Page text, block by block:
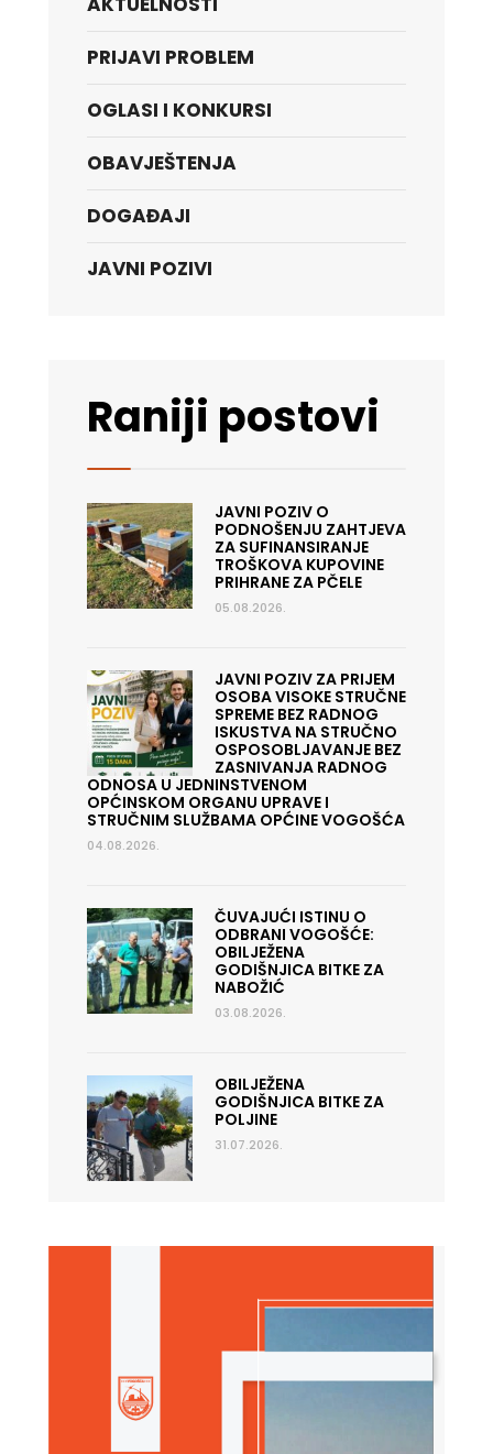
PRIJAVI PROBLEM
OGLASI I KONKURSI
OBAVJEŠTENJA
DOGAĐAJI
JAVNI POZIVI
Raniji postovi
JAVNI POZIV O
PODNOŠENJU ZAHTJEVA
ZA SUFINANSIRANJE
TROŠKOVA KUPOVINE
PRIHRANE ZA PČELE
05.08.2026.
JAVNI POZIV ZA PRIJEM
OSOBA VISOKE STRUČNE
SPREME BEZ RADNOG
ISKUSTVA NA STRUČNO
OSPOSOBLJAVANJE BEZ
ZASNIVANJA RADNOG
ODNOSA U JEDNINSTVENOM
OPĆINSKOM ORGANU UPRAVE I
STRUČNIM SLUŽBAMA OPĆINE VOGOŠĆA
04.08.2026.
ČUVAJUĆI ISTINU O
ODBRANI VOGOŠĆE:
OBILJEŽENA
GODIŠNJICA BITKE ZA
NABOŽIĆ
03.08.2026.
OBILJEŽENA
GODIŠNJICA BITKE ZA
POLJINE
31.07.2026.